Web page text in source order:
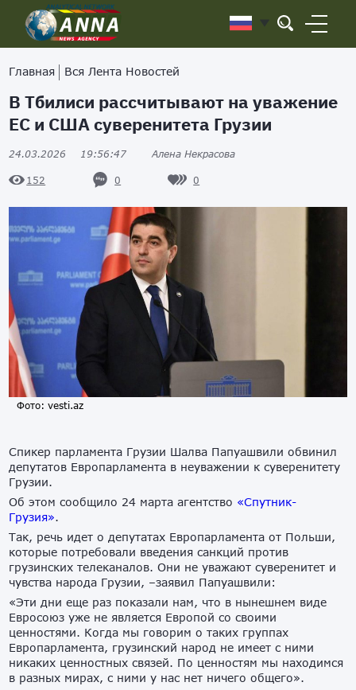
Главная Вся Лента Новостей
В Тбилиси рассчитывают на уважение
ЕС и США суверенитета Грузии
24.03.2026 19:56:47 Алена Некрасова
152 0 0
Фото: vesti.az
Спикер парламента Грузии Шалва Папуашвили обвинил
депутатов Европарламента в неуважении к суверенитету
Грузии.
Об этом сообщило 24 марта агентство «Спутник-
Грузия».
Так, речь идет о депутатах Европарламента от Польши,
которые потребовали введения санкций против
грузинских телеканалов. Они не уважают суверенитет и
чувства народа Грузии, –заявил Папуашвили:
«Эти дни еще раз показали нам, что в нынешнем виде
Евросоюз уже не является Европой со своими
ценностями. Когда мы говорим о таких группах
Европарламента, грузинский народ не имеет с ними
никаких ценностных связей. По ценностям мы находимся
в разных мирах, с ними у нас нет ничего общего».